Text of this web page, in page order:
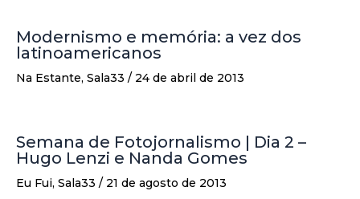
Modernismo e memória: a vez dos
latinoamericanos
Na Estante, Sala33 / 24 de abril de 2013
Semana de Fotojornalismo | Dia 2 –
Hugo Lenzi e Nanda Gomes
Eu Fui, Sala33 / 21 de agosto de 2013